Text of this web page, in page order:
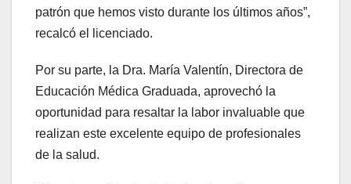
patrón que hemos visto durante los últimos años”,
recalcó el licenciado.
Por su parte, la Dra. María Valentín, Directora de
Educación Médica Graduada, aprovechó la
oportunidad para resaltar la labor invaluable que
realizan este excelente equipo de profesionales
de la salud.